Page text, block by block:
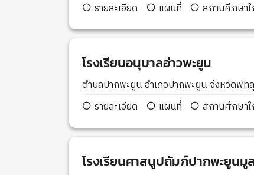
รายละเอียด
แผนที่ สถานศึกษาใ
โรงเรียนอนุบาลอ่าวพะยูน
ตำบลปากพะยูน อำเภอปากพะยูน จังหวัดพัท
รายละเอียด
แผนที่ สถานศึกษาใ
โรงเรียนศาสนูปถัมภ์ปากพะยูนมู